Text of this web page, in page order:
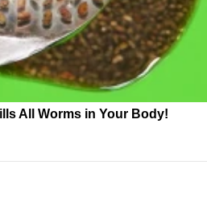
All Worms in Your Body!